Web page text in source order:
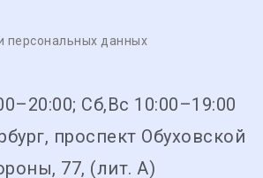
персональных данных
Сб,Вс 10:00–19:00
проспект Обуховской
77, (лит. А)